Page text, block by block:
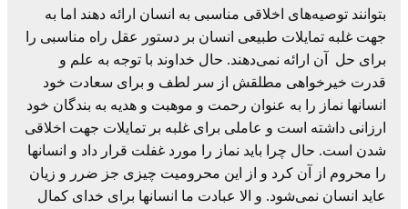
بتوانند توصیه‌های اخلاقی مناسبی به انسان ارائه دهند اما به
جهت غلبه تمایلات طبیعی انسان بر دستور عقل راه مناسبی را
برای حل آن ارائه نمی‌دهند. حال خداوند با توجه به علم و
قدرت خیرخواهی مطلقش از سر لطف و برای سعادت خود
انسانها نماز را به عنوان رحمت و موهبت و هدیه به بندگان خود
ارزانی داشته است و عاملی برای غلبه بر تمایلات جهت اخلاقی
شدن است. حال چرا باید نماز را مورد غفلت قرار داد و انسانها
را محروم از آن کرد و از این محرومیت چیزی جز ضرر و زیان
عاید انسان نمی‌شود. و الا عبادت ما انسانها برای خدای کمال